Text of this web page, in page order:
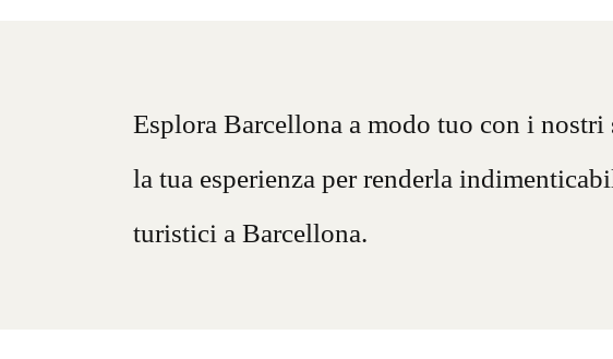
Esplora Barcellona a modo tuo con i
la tua esperienza per renderla
turistici a Barcellona.